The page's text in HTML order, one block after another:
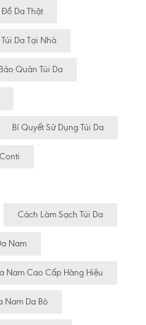
Da Thật
Da Tại Nhà
Bảo Quản Túi Da
Bí Quyết Sử Dụng Túi Da
Cách Làm Sạch Túi Da
Nam
Nam Cao Cấp Hàng Hiệu
Nam Da Bò